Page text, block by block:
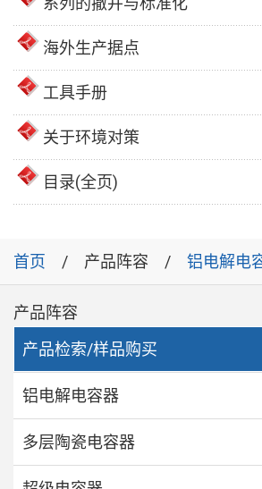
海外生产据点
工具手册
关于环境对策
目录(全页)
首页 产品阵容 铝电解电
产品阵容
产品检索/样品购买
铝电解电容器
多层陶瓷电容器